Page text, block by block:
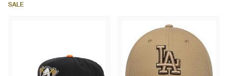
SALE